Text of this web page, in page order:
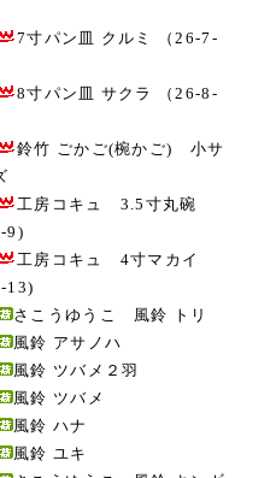
7寸パン皿 クルミ （26-7-
8寸パン皿 サクラ （26-8-
鈴竹 ごかご(椀かご) 小サ
工房コキュ 3.5寸丸碗
9)
工房コキュ 4寸マカイ
13)
さこうゆうこ 風鈴 トリ
風鈴 アサノハ
風鈴 ツバメ２羽
風鈴 ツバメ
風鈴 ハナ
風鈴 ユキ